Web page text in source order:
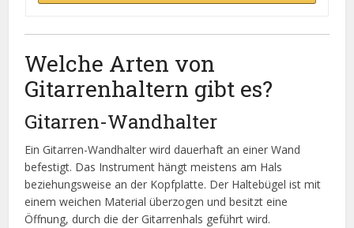
Welche Arten von
Gitarrenhaltern gibt es?
Gitarren-Wandhalter
Ein Gitarren-Wandhalter wird dauerhaft an einer Wand
befestigt. Das Instrument hängt meistens am Hals
beziehungsweise an der Kopfplatte. Der Haltebügel ist mit
einem weichen Material überzogen und besitzt eine
Öffnung, durch die der Gitarrenhals geführt wird.